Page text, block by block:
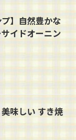
プ】自然豊かな
イドオーニン
味しい すき焼